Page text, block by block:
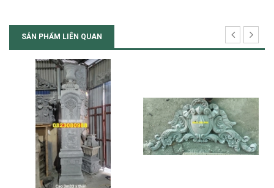
SẢN PHẨM LIÊN QUAN